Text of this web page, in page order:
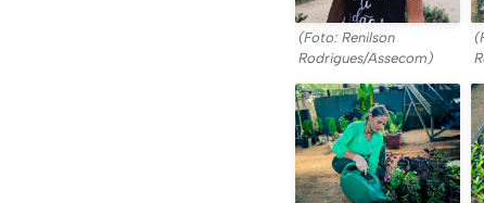
(Foto: Renilson
Rodrigues/Assecom)